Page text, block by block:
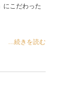
にこだわった
...続きを読む